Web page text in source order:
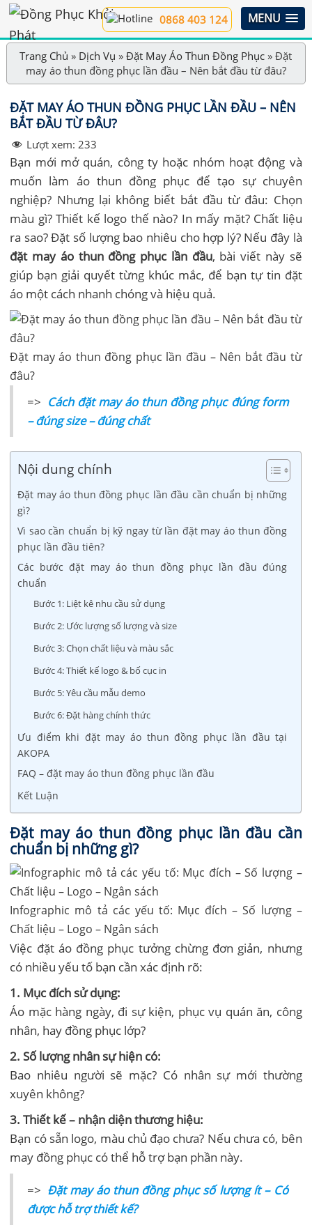
MENU
0868 403 124
Trang Chủ » Dịch Vụ »Đặt May Áo Thun Đồng Phục »Đặt
may áo thun đồng phục lần đầu – Nên bắt đầu từ đâu?
ĐẶT MAY ÁO THUN ĐỒNG PHỤC LẦN ĐẦU – NÊN
BẮT ĐẦU TỪ ĐÂU?
Lượt xem: 233
Bạn mới mở quán, công ty hoặc nhóm hoạt động và
muốn làm áo thun đồng phục để tạo sự chuyên
nghiệp? Nhưng lại không biết bắt đầu từ đâu: Chọn
màu gì? Thiết kế logo thế nào? In mấy mặt? Chất liệu
ra sao? Đặt số lượng bao nhiêu cho hợp lý? Nếu đây là
đặt may áo thun đồng phục lần đầu, bài viết này sẽ
giúp bạn giải quyết từng khúc mắc, để bạn tự tin đặt
áo một cách nhanh chóng và hiệu quả.
Đặt may áo thun đồng phục lần đầu – Nên bắt đầu từ
đâu?
=> Cách đặt may áo thun đồng phục đúng form
– đúng size – đúng chất
Nội dung chính
Đặt may áo thun đồng phục lần đầu cần chuẩn bị những
gì?
Vì sao cần chuẩn bị kỹ ngay từ lần đặt may áo thun đồng
phục lần đầu tiên?
Các bước đặt may áo thun đồng phục lần đầu đúng
chuẩn
Bước 1: Liệt kê nhu cầu sử dụng
Bước 2: Ước lượng số lượng và size
Bước 3: Chọn chất liệu và màu sắc
Bước 4: Thiết kế logo & bố cục in
Bước 5: Yêu cầu mẫu demo
Bước 6: Đặt hàng chính thức
Ưu điểm khi đặt may áo thun đồng phục lần đầu tại
AKOPA
FAQ – đặt may áo thun đồng phục lần đầu
Kết Luận
Đặt may áo thun đồng phục lần đầu cần
chuẩn bị những gì?
Infographic mô tả các yếu tố: Mục đích – Số lượng –
Chất liệu – Logo – Ngân sách
Việc đặt áo đồng phục tưởng chừng đơn giản, nhưng
có nhiều yếu tố bạn cần xác định rõ:
1. Mục đích sử dụng:
Áo mặc hàng ngày, đi sự kiện, phục vụ quán ăn, công
nhân, hay đồng phục lớp?
2. Số lượng nhân sự hiện có:
Bao nhiêu người sẽ mặc? Có nhân sự mới thường
xuyên không?
3. Thiết kế – nhận diện thương hiệu:
Bạn có sẵn logo, màu chủ đạo chưa? Nếu chưa có, bên
may đồng phục có thể hỗ trợ bạn phần này.
=> Đặt may áo thun đồng phục số lượng ít – Có
được hỗ trợ thiết kế?